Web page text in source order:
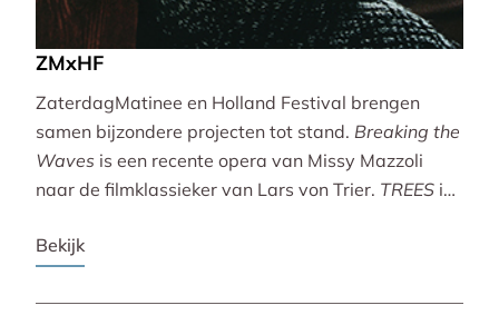
ZMxHF
ZaterdagMatinee en Holland Festival brengen
samen bijzondere projecten tot stand. Breaking the
Waves is een recente opera van Missy Mazzoli
naar de filmklassieker van Lars von Trier. TREES is
met live muziek van Caroline Shaw (Pulitzer Prize &
Bekijk